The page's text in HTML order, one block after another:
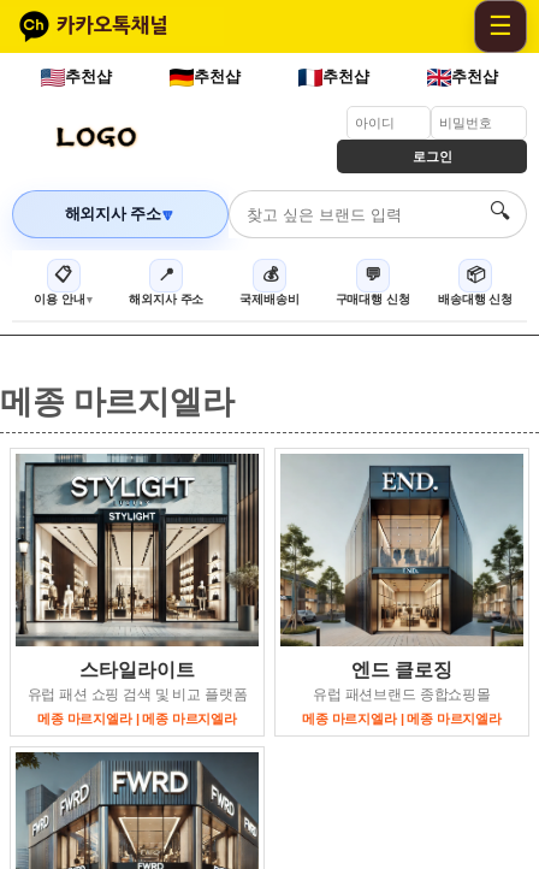
☰
추천샵 추천샵 추천샵 추천샵
로그인
해외지사 주소🔽 🔍
📋
이용 안내
📍
해외지사 주소
💰
국제배송비
💬
구매대행 신청
📦
배송대행 신청
메종 마르지엘라
스타일라이트
유럽 패션 쇼핑 검색 및 비교 플랫폼
메종 마르지엘라 | 메종 마르지엘라
엔드 클로징
유럽 패션브랜드 종합쇼핑몰
메종 마르지엘라 | 메종 마르지엘라